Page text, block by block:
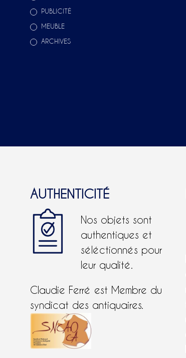
PUBLICITÉ
MEUBLE
ARCHIVES
AUTHENTICITÉ
Nos objets sont
authentiques et
séléctionnés pour
leur qualité.
Claudie Ferré est Membre du
syndicat des antiquaires.